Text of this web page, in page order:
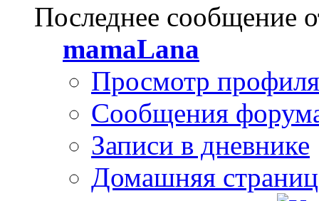
Последнее сообщение
mamaLana
Просмотр профиля
Сообщения
Записи в дневнике
Домашняя